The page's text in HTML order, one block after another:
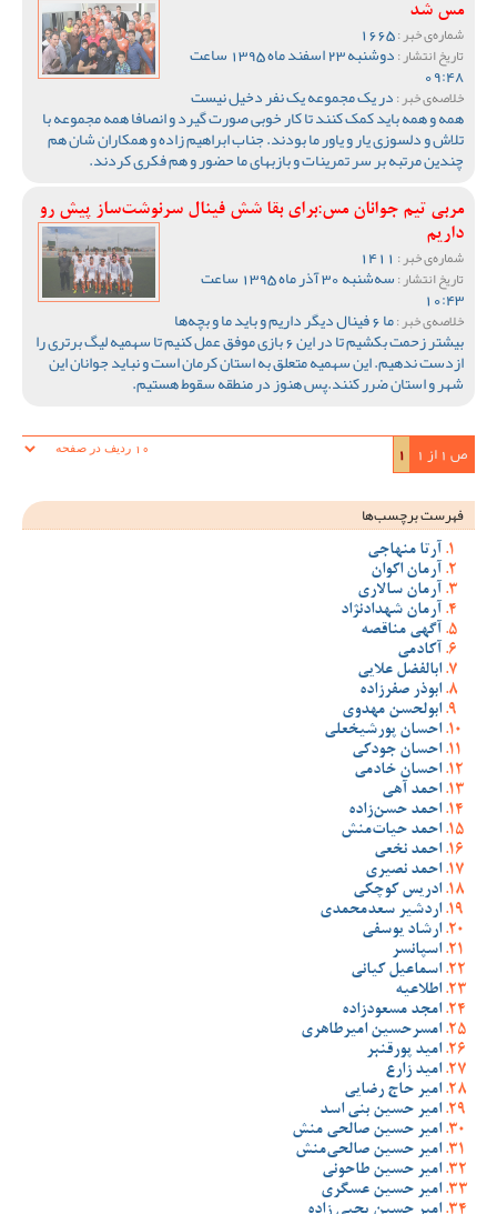
مس شد
شماره‌ی خبر :
تاریخ انتشار : دوشنبه 23 اسفند ماه 1395 ساعت
09:48
خلاصه‌ی خبر :در یک مجموعه یک نفر دخیل نیست
همه و همه باید کمک کنند تا کار خوبی صورت گیرد و انصافا همه مجموعه با
تلاش و دلسوزی یار و یاور ما بودند. جناب ابراهیم زاده و همکاران شان هم
چندین مرتبه بر سر تمرینات و بازبهای ما حضور و هم فکری کردند.
مربی تیم جوانان مس:برای بقا شش فینال سرنوشت‌ساز پیش رو
داریم
شماره‌ی خبر :
تاریخ انتشار : سه‌شنبه 30 آذر ماه 1395 ساعت
10:43
خلاصه‌ی خبر : ما 6 فینال دیگر داریم و باید ما و بچه‌ها
بیشتر زحمت بکشیم تا در این 6 بازی موفق عمل کنیم تا سهمیه لیگ برتری را
ازدست ندهیم. این سهمیه متعلق به استان کرمان است و نباید جوانان این
شهر و استان ضرر کنند.پس هنوز در منطقه سقوط هستیم.
ص 1 از 1 1
فهرست برچسب‌ها
آرتا منهاجی
آرمان اکوان
آرمان سالاری
آرمان شهدادنژاد
آگهی مناقصه
آکادمی
ابالفضل علایی
ابوذر صفرزاده
ابولحسن مهدوی
احسان پورشیخعلی
احسان جودکی
احسان خادمی
احمد آهی
احمد حسن‌زاده
احمد حیات‌منش
احمد نخعی
احمد نصیری
ادریس کوچکی
اردشیر سعدمحمدی
ارشاد یوسفی
اسپانسر
اسماعیل کیانی
اطلاعیه
امجد مسعودزاده
امسرحسین امیرطاهری
امید پورقنبر
امید زارع
امیر حاج رضایی
امیر حسین بنی اسد
امیر حسین صالحی منش
امیر حسین صالحی‌منش
امیر حسین طاحونی
امیر حسین عسگری